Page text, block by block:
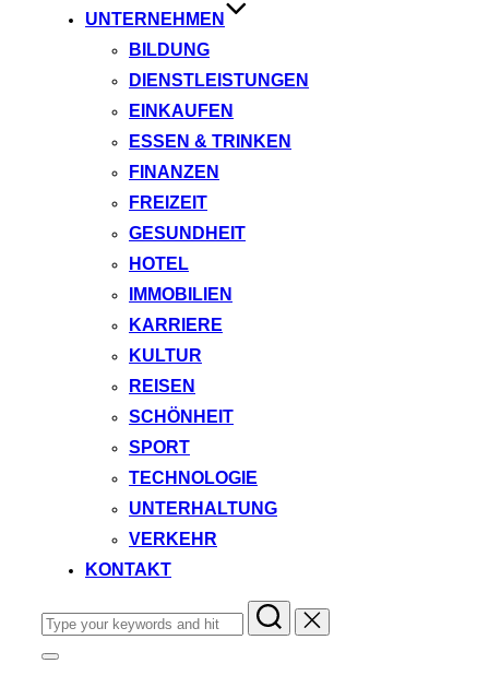
UNTERNEHMEN
BILDUNG
DIENSTLEISTUNGEN
EINKAUFEN
ESSEN & TRINKEN
FINANZEN
FREIZEIT
GESUNDHEIT
HOTEL
IMMOBILIEN
KARRIERE
KULTUR
REISEN
SCHÖNHEIT
SPORT
TECHNOLOGIE
UNTERHALTUNG
VERKEHR
KONTAKT
Search
for:
Toggle